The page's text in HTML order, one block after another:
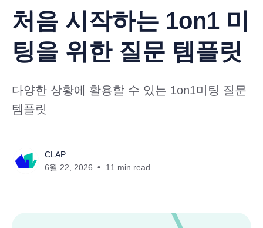
처음 시작하는 1on1 미
팅을 위한 질문 템플릿
다양한 상황에 활용할 수 있는 1on1미팅 질문
템플릿
CLAP
6월 22, 2026
11 min read